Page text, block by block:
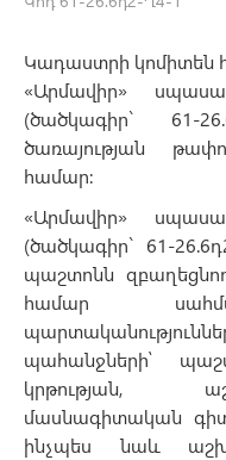
Կադաստրի կոմիտեն
«Արմավիր»
(ծածկագիր` 61-
ծառայության
համար:
«Արմավիր»
(ծածկագիր` 61-
պաշտոնն
համար
պահանջների՝
կրթության,
մասնագիտական
ինչպես նաև